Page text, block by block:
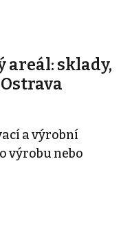
areál: sklady,
a výrobní
výrobu nebo